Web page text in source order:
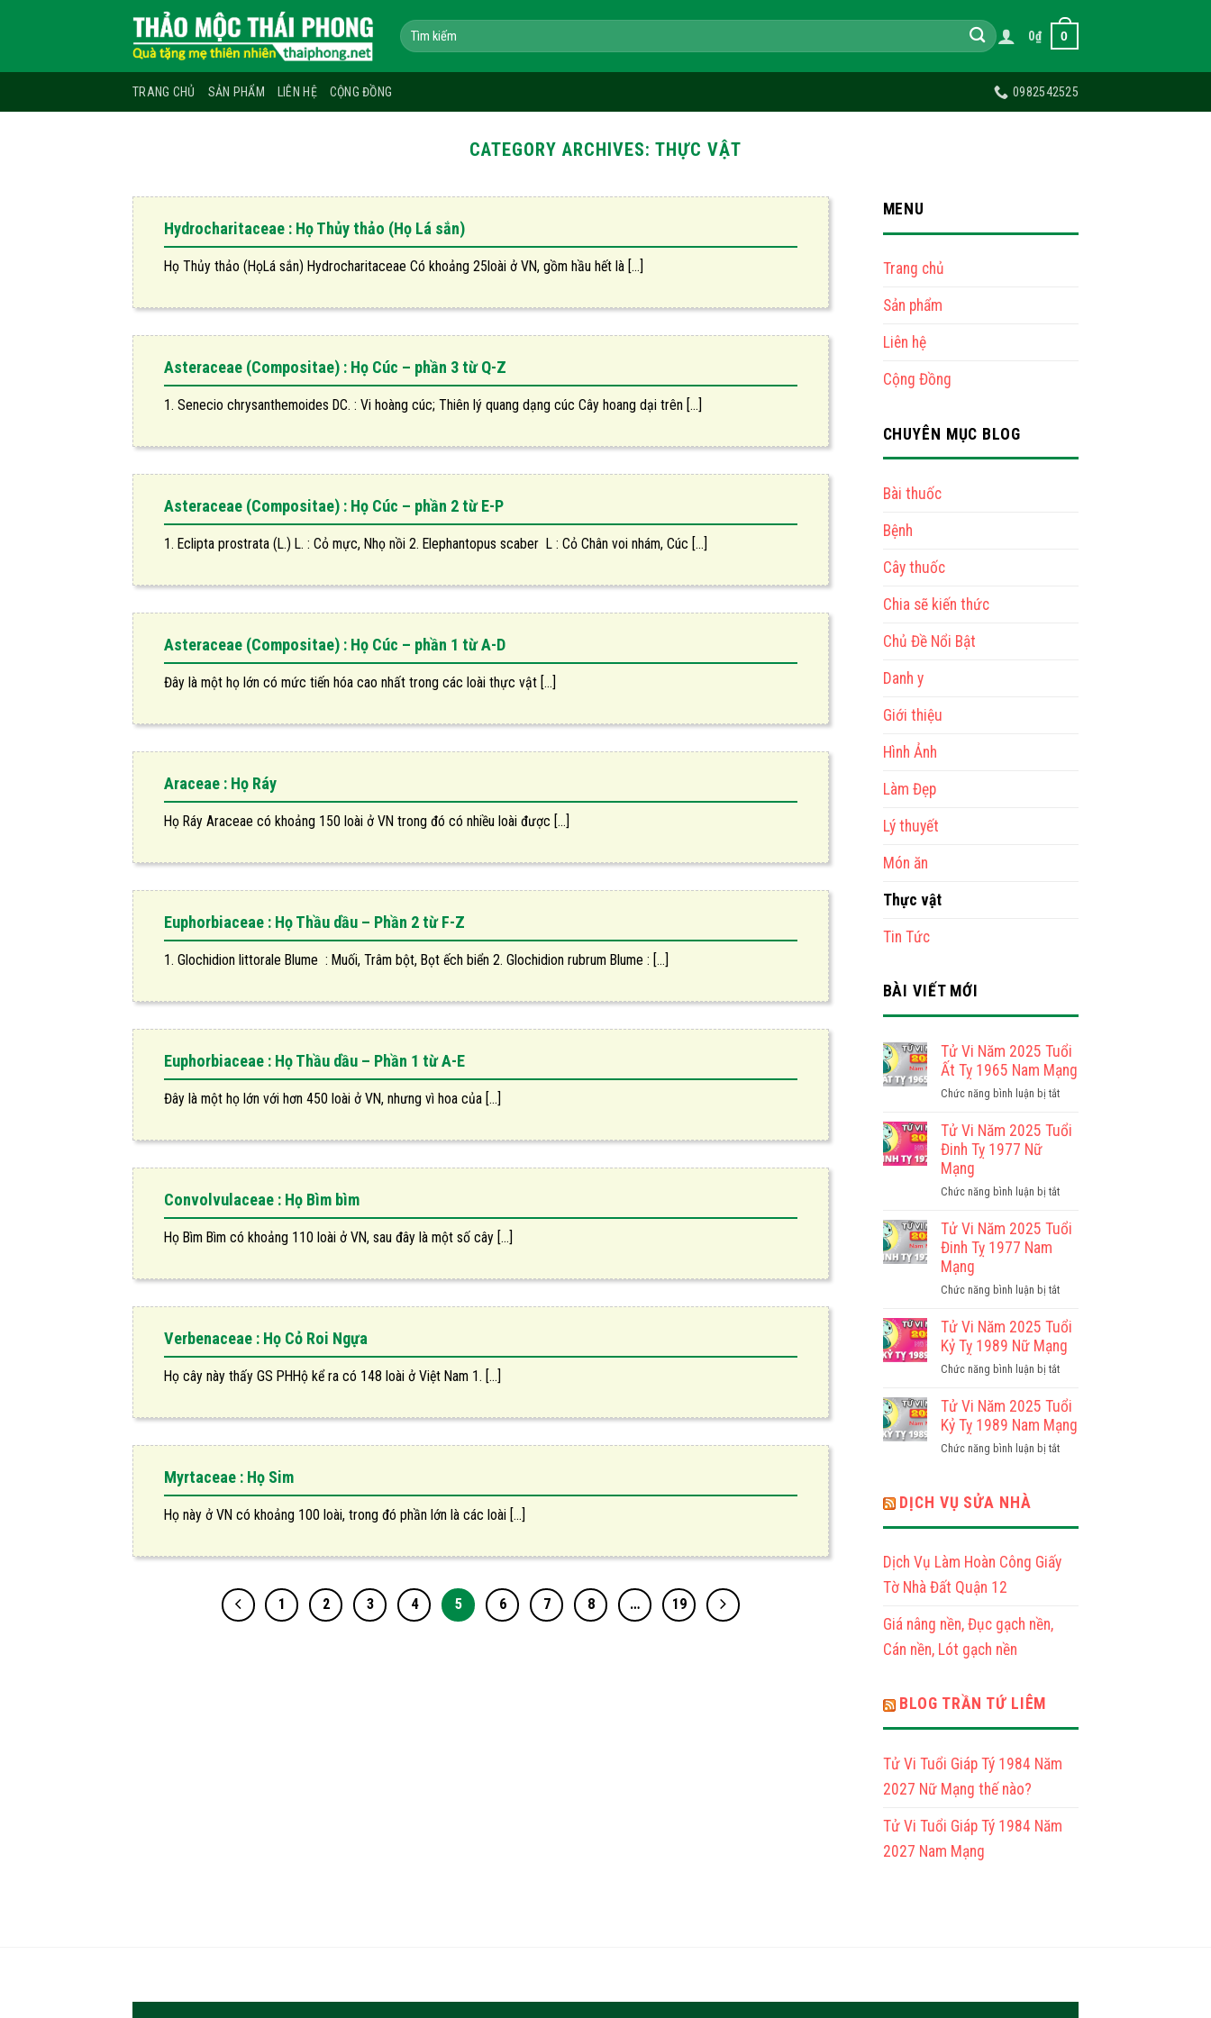
Tìm
kiếm:
0₫ 0
TRANG CHỦ SẢN PHẨM LIÊN HỆ CỘNG ĐỒNG 0982542525
CATEGORY ARCHIVES:THỰC VẬT
Hydrocharitaceae : Họ Thủy thảo (Họ Lá sắn)
Họ Thủy thảo (HọLá sắn) Hydrocharitaceae Có khoảng 25loài ở VN, gồm hầu hết là [...]
Asteraceae (Compositae) : Họ Cúc – phần 3 từ Q-Z
1. Senecio chrysanthemoides DC. : Vi hoàng cúc; Thiên lý quang dạng cúc Cây hoang dại trên [...]
Asteraceae (Compositae) : Họ Cúc – phần 2 từ E-P
1. Eclipta prostrata (L.) L. : Cỏ mực, Nhọ nồi 2. Elephantopus scaber L : Cỏ Chân voi nhám, Cúc [...]
Asteraceae (Compositae) : Họ Cúc – phần 1 từ A-D
Đây là một họ lớn có mức tiến hóa cao nhất trong các loài thực vật [...]
Araceae : Họ Ráy
Họ Ráy Araceae có khoảng 150 loài ở VN trong đó có nhiều loài được [...]
Euphorbiaceae : Họ Thầu dầu – Phần 2 từ F-Z
1. Glochidion littorale Blume : Muối, Trâm bột, Bọt ếch biển 2. Glochidion rubrum Blume : [...]
Euphorbiaceae : Họ Thầu dầu – Phần 1 từ A-E
Đây là một họ lớn với hơn 450 loài ở VN, nhưng vì hoa của [...]
Convolvulaceae : Họ Bìm bìm
Họ Bìm Bìm có khoảng 110 loài ở VN, sau đây là một số cây [...]
Verbenaceae : Họ Cỏ Roi Ngựa
Họ cây này thấy GS PHHộ kể ra có 148 loài ở Việt Nam 1. [...]
Myrtaceae : Họ Sim
Họ này ở VN có khoảng 100 loài, trong đó phần lớn là các loài [...]
1 2 3 4 5 6 7 8 … 19
MENU
Trang chủ
Sản phẩm
Liên hệ
Cộng Đồng
CHUYÊN MỤC BLOG
Bài thuốc
Bệnh
Cây thuốc
Chia sẽ kiến thức
Chủ Đề Nổi Bật
Danh y
Giới thiệu
Hình Ảnh
Làm Đẹp
Lý thuyết
Món ăn
Thực vật
Tin Tức
BÀI VIẾT MỚI
Tử Vi Năm 2025 Tuổi
Ất Tỵ 1965 Nam Mạng
Chức năng bình luận bị tắtở
Vi
Ất
1965
Tử Vi Năm 2025 Tuổi
Đinh Tỵ 1977 Nữ
Mạng
Chức năng bình luận bị tắtở
Vi
Đinh
1977
Nữ
Tử Vi Năm 2025 Tuổi
Đinh Tỵ 1977 Nam
Mạng
Chức năng bình luận bị tắtở
Vi
Năm
2025
Tuổi
Tỵ
1977
Nam
Tử Vi Năm 2025 Tuổi
Kỷ Tỵ 1989 Nữ Mạng
Chức năng bình luận bị tắtở
Vi
Năm
2025
Tuổi
Tử Vi Năm 2025 Tuổi
Kỷ Tỵ 1989 Nam Mạng
Chức năng bình luận bị tắtở
Tuổi
Tỵ
DỊCH VỤ SỬA NHÀ
Dịch Vụ Làm Hoàn Công Giấy
Tờ Nhà Đất Quận 12
Giá nâng nền, Đục gạch nền,
Cán nền, Lót gạch nền
BLOG TRẦN TỨ LIÊM
Tử Vi Tuổi Giáp Tý 1984 Năm
2027 Nữ Mạng thế nào?
Tử Vi Tuổi Giáp Tý 1984 Năm
2027 Nam Mạng